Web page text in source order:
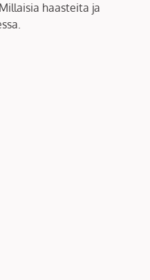
haasteita ja